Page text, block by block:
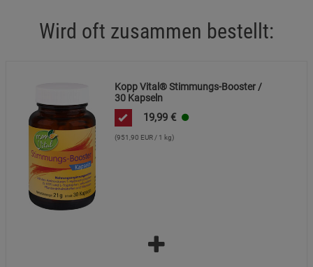
Wird oft zusammen bestellt:
Kopp Vital® Stimmungs-Booster /
30 Kapseln
19,99 €
(951,90 EUR / 1 kg)